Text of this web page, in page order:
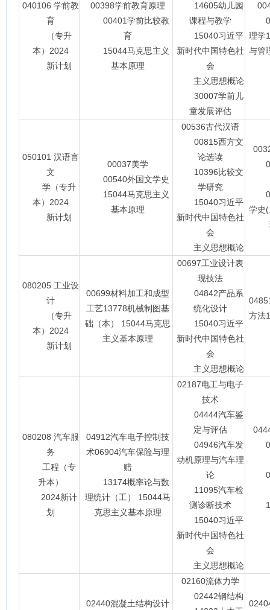
040106 学前教
育
（专升
本）2024
新计划
00398学前教育原理
00401学前比较教
育
15044马克思主义
基本原理
14605幼儿园
课程与教学
15040习近平
新时代中国特色社
会
主义思想概论
30007学前儿
童发展评估
理学
与管
050101 汉语言
文
学（专升
本）2024
新计划
00037美学
00540外国文学史
15044马克思主义
基本原理
00536古代汉语
00815西方文
论选读
10396比较文
学研究
15040习近平
新时代中国特色社
会
主义思想概论
学史
080205 工业设
计
（专升
本）2024
新计划
00699材料加工和成型
工艺13778机械制图基
础（本） 15044马克思
主义基本原理
00697工业设计表
现技法
04842产品系
统化设计
15040习近平
新时代中国特色社
会
主义思想概论
方法
080208 汽车服
务
工程（专
升本）
2024新计
划
04912汽车电子控制技
术06904汽车保险与理
赔
13174概率论与数
理统计（工） 15044马
克思主义基本原理
02187电工与电子
技术
04444汽车鉴
定与评估
04946汽车发
动机原理与汽车理
论
11095汽车检
测诊断技术
15040习近平
新时代中国特色社
会
主义思想概论
02440混凝土结构设计
02160流体力学
02442钢结构